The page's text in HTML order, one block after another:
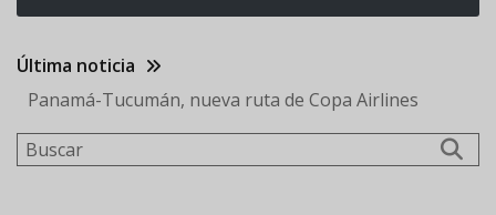
Última noticia
Panamá-Tucumán, nueva ruta de Copa Airlines
Buscar